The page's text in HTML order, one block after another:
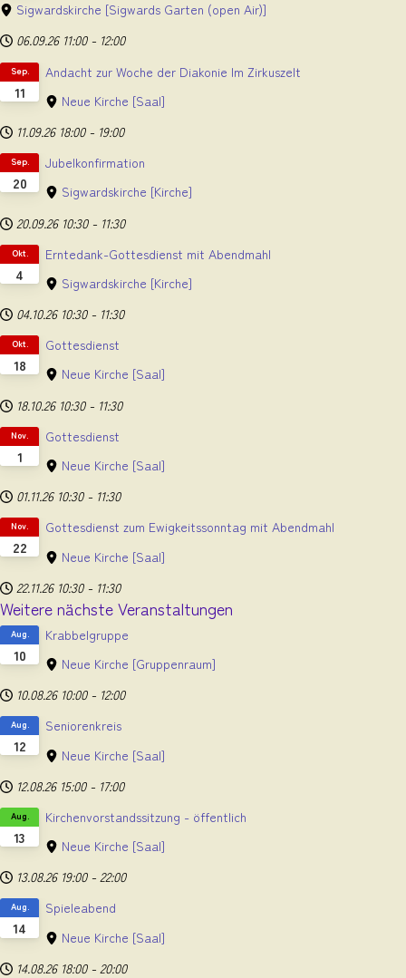
Sigwardskirche [Sigwards Garten (open Air)]
06.09.26 11:00 - 12:00
11
Sep.
Andacht zur Woche der Diakonie Im Zirkuszelt
Neue Kirche [Saal]
11.09.26 18:00 - 19:00
20
Sep.
Jubelkonfirmation
Sigwardskirche [Kirche]
20.09.26 10:30 - 11:30
4
Okt.
Erntedank-Gottesdienst mit Abendmahl
Sigwardskirche [Kirche]
04.10.26 10:30 - 11:30
18
Okt.
Gottesdienst
Neue Kirche [Saal]
18.10.26 10:30 - 11:30
1
Nov.
Gottesdienst
Neue Kirche [Saal]
01.11.26 10:30 - 11:30
22
Nov.
Gottesdienst zum Ewigkeitssonntag mit Abendmahl
Neue Kirche [Saal]
22.11.26 10:30 - 11:30
Weitere nächste Veranstaltungen
10
Aug.
Krabbelgruppe
Neue Kirche [Gruppenraum]
10.08.26 10:00 - 12:00
12
Aug.
Seniorenkreis
Neue Kirche [Saal]
12.08.26 15:00 - 17:00
13
Aug.
Kirchenvorstandssitzung - öffentlich
Neue Kirche [Saal]
13.08.26 19:00 - 22:00
14
Aug.
Spieleabend
Neue Kirche [Saal]
14.08.26 18:00 - 20:00